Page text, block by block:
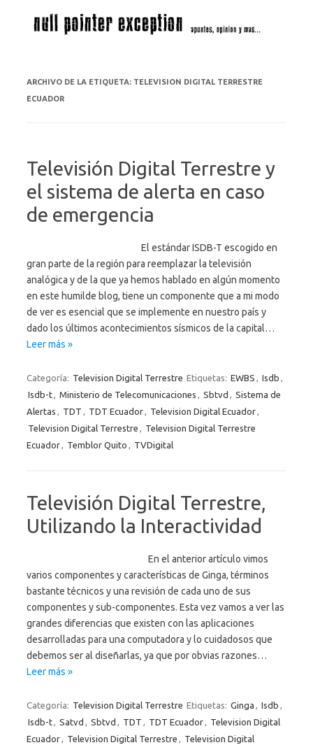
ARCHIVO DE LA ETIQUETA: TELEVISION DIGITAL TERRESTRE
ECUADOR
Televisión Digital Terrestre y
el sistema de alerta en caso
de emergencia
El estándar ISDB-T escogido en
gran parte de la región para reemplazar la televisión
analógica y de la que ya hemos hablado en algún momento
en este humilde blog, tiene un componente que a mi modo
de ver es esencial que se implemente en nuestro país y
dado los últimos acontecimientos sísmicos de la capital…
Leer más »
Categoría: Television Digital Terrestre Etiquetas: EWBS , Isdb ,
Isdb-t, Ministerio de Telecomunicaciones , Sbtvd , Sistema de
Alertas , TDT , TDT Ecuador, Television Digital Ecuador,
Television Digital Terrestre , Television Digital Terrestre
Ecuador, Temblor Quito , TVDigital
Televisión Digital Terrestre,
Utilizando la Interactividad
En el anterior artículo vimos
varios componentes y características de Ginga, términos
bastante técnicos y una revisión de cada uno de sus
componentes y sub-componentes. Esta vez vamos a ver las
grandes diferencias que existen con las aplicaciones
desarrolladas para una computadora y lo cuidadosos que
debemos ser al diseñarlas, ya que por obvias razones…
Leer más »
Categoría: Television Digital Terrestre Etiquetas: Ginga , Isdb ,
Isdb-t, Satvd , Sbtvd , TDT , TDT Ecuador, Television Digital
Ecuador, Television Digital Terrestre , Television Digital